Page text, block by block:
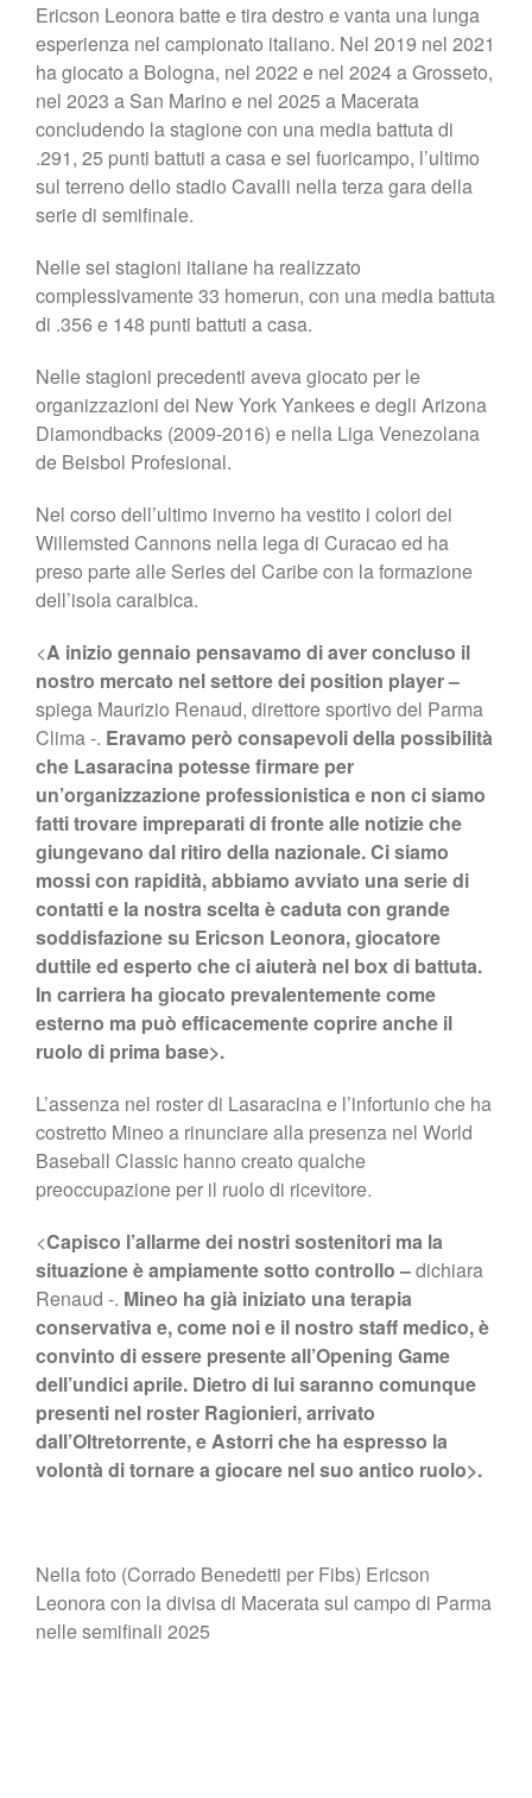
Ericson Leonora batte e tira destro e vanta una lunga
esperienza nel campionato italiano. Nel 2019 nel 2021
ha giocato a Bologna, nel 2022 e nel 2024 a Grosseto,
nel 2023 a San Marino e nel 2025 a Macerata
concludendo la stagione con una media battuta di
.291, 25 punti battuti a casa e sei fuoricampo, l’ultimo
sul terreno dello stadio Cavalli nella terza gara della
serie di semifinale.
Nelle sei stagioni italiane ha realizzato
complessivamente 33 homerun, con una media battuta
di .356 e 148 punti battuti a casa.
Nelle stagioni precedenti aveva giocato per le
organizzazioni dei New York Yankees e degli Arizona
Diamondbacks (2009-2016) e nella Liga Venezolana
de Beisbol Profesional.
Nel corso dell’ultimo inverno ha vestito i colori dei
Willemsted Cannons nella lega di Curacao ed ha
preso parte alle Series del Caribe con la formazione
dell’isola caraibica.
<A inizio gennaio pensavamo di aver concluso il
nostro mercato nel settore dei position player –
spiega Maurizio Renaud, direttore sportivo del Parma
Clima -. Eravamo però consapevoli della possibilità
che Lasaracina potesse firmare per
un’organizzazione professionistica e non ci siamo
fatti trovare impreparati di fronte alle notizie che
giungevano dal ritiro della nazionale. Ci siamo
mossi con rapidità, abbiamo avviato una serie di
contatti e la nostra scelta è caduta con grande
soddisfazione su Ericson Leonora, giocatore
duttile ed esperto che ci aiuterà nel box di battuta.
In carriera ha giocato prevalentemente come
esterno ma può efficacemente coprire anche il
ruolo di prima base>.
L’assenza nel roster di Lasaracina e l’infortunio che ha
costretto Mineo a rinunciare alla presenza nel World
Baseball Classic hanno creato qualche
preoccupazione per il ruolo di ricevitore.
<Capisco l’allarme dei nostri sostenitori ma la
situazione è ampiamente sotto controllo –dichiara
Renaud -. Mineo ha già iniziato una terapia
conservativa e, come noi e il nostro staff medico, è
convinto di essere presente all’Opening Game
dell’undici aprile. Dietro di lui saranno comunque
presenti nel roster Ragionieri, arrivato
dall’Oltretorrente, e Astorri che ha espresso la
volontà di tornare a giocare nel suo antico ruolo>.
Nella foto (Corrado Benedetti per Fibs) Ericson
Leonora con la divisa di Macerata sul campo di Parma
nelle semifinali 2025